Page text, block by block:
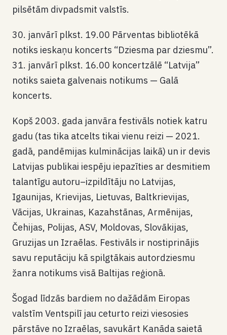
pilsētām divpadsmit valstīs.
30. janvārī plkst. 19.00 Pārventas bibliotēkā
notiks ieskaņu koncerts “Dziesma par dziesmu”.
31. janvārī plkst. 16.00 koncertzālē “Latvija”
notiks saieta galvenais notikums — Galā
koncerts.
Kopš 2003. gada janvāra festivāls notiek katru
gadu (tas tika atcelts tikai vienu reizi — 2021.
gadā, pandēmijas kulminācijas laikā) un ir devis
Latvijas publikai iespēju iepazīties ar desmitiem
talantīgu autoru–izpildītāju no Latvijas,
Igaunijas, Krievijas, Lietuvas, Baltkrievijas,
Vācijas, Ukrainas, Kazahstānas, Armēnijas,
Čehijas, Polijas, ASV, Moldovas, Slovākijas,
Gruzijas un Izraēlas. Festivāls ir nostiprinājis
savu reputāciju kā spilgtākais autordziesmu
žanra notikums visā Baltijas reģionā.
Šogad līdzās bardiem no dažādām Eiropas
valstīm Ventspilī jau ceturto reizi viesosies
pārstāve no Izraēlas, savukārt Kanāda saietā